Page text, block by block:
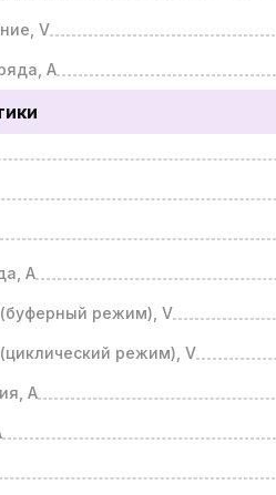
V
A
A
режим), V
режим), V
A